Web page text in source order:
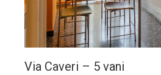
Via Caveri – 5 vani